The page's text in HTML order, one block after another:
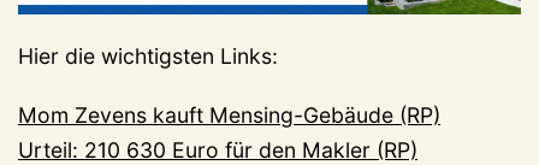
Hier die wichtigsten Links:
Mom Zevens kauft Mensing-Gebäude (RP)
Urteil: 210 630 Euro für den Makler (RP)